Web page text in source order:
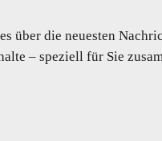
über die neuesten
– speziell für Sie